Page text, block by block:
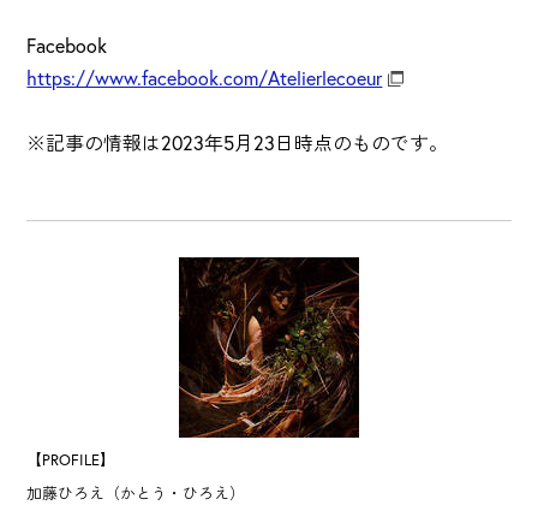
Facebook
https://www.facebook.com/Atelierlecoeur
※記事の情報は2023年5月23日時点のものです。
【PROFILE】
加藤ひろえ（かとう・ひろえ）